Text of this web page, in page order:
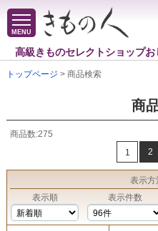
MENU
高級きものセレクトショップお
トップページ > 商品検索
商
商品数:275
1
2
表示方
表示順
表示件数